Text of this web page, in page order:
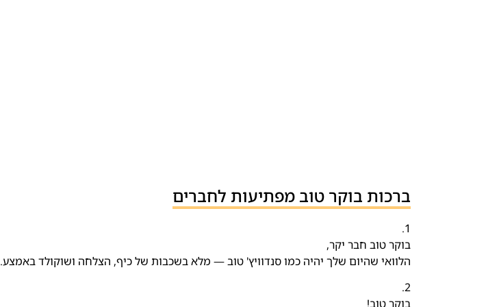
ברכות בוקר טוב מפתיעות לחברים
1.
בוקר טוב חבר יקר,
הלוואי שהיום שלך יהיה כמו סנדוויץ' טוב — מלא בשכבות של כיף, הצלחה ושוקולד באמצע.
2.
בוקר טוב!